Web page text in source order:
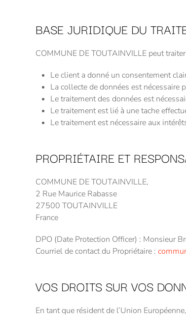
BASE JURIDIQUE DU
COMMUNE DE TOUTAINVILLE peut
Le client a donné un consentement
La collecte de données est nécessaire
Le traitement des données est
Le traitement est lié à une tache
Le traitement est nécessaire aux
PROPRIÉTAIRE ET
COMMUNE DE TOUTAINVILLE,
2 Rue Maurice Rabasse
27500 TOUTAINVILLE
France
DPO (Date Protection Officer) : Monsieur
Courriel de contact du Propriétaire :
VOS DROITS SUR VOS
En tant que résident de l’Union